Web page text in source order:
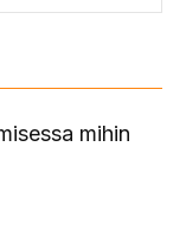
mihin